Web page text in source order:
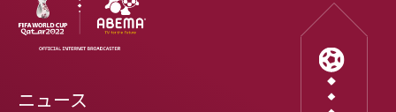
ニュース